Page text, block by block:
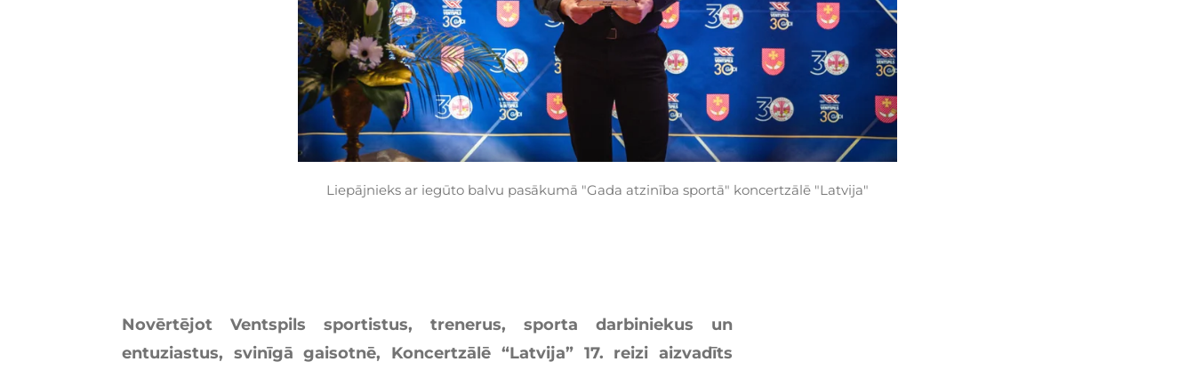
Liepājnieks ar iegūto balvu pasākumā "Gada atzinība sportā" koncertzālē "Latvija"
Novērtējot Ventspils sportistus, trenerus, sporta darbiniekus un
entuziastus, svinīgā gaisotnē, Koncertzālē “Latvija” 17. reizi aizvadīts